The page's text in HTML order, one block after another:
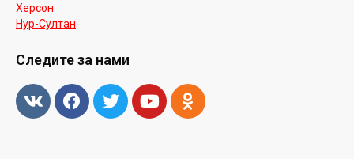
Херсон
Нур-Cултан
Следите за нами